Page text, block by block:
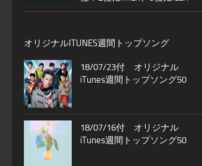
オリジナルITUNES週間トップソング
18/07/23付 オリジナル
iTunes週間トップソング50
18/07/16付 オリジナル
iTunes週間トップソング50